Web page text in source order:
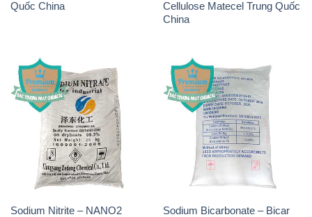
Quốc China
Cellulose Matecel Trung Quốc
China
Sodium Nitrite – NANO2
Sodium Bicarbonate – Bicar